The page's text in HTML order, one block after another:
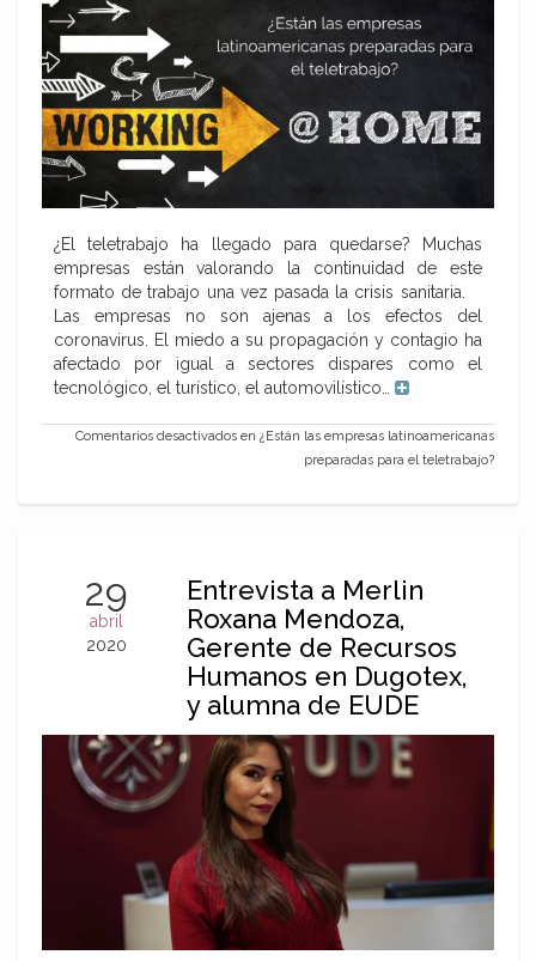
¿El teletrabajo ha llegado para quedarse? Muchas
empresas están valorando la continuidad de este
formato de trabajo una vez pasada la crisis sanitaria.
Las empresas no son ajenas a los efectos del
coronavirus. El miedo a su propagación y contagio ha
afectado por igual a sectores dispares como el
tecnológico, el turístico, el automovilístico…
Comentarios desactivados en ¿Están las empresas latinoamericanas
preparadas para el teletrabajo?
29
abril
2020
Entrevista a Merlin
Roxana Mendoza,
Gerente de Recursos
Humanos en Dugotex,
y alumna de EUDE